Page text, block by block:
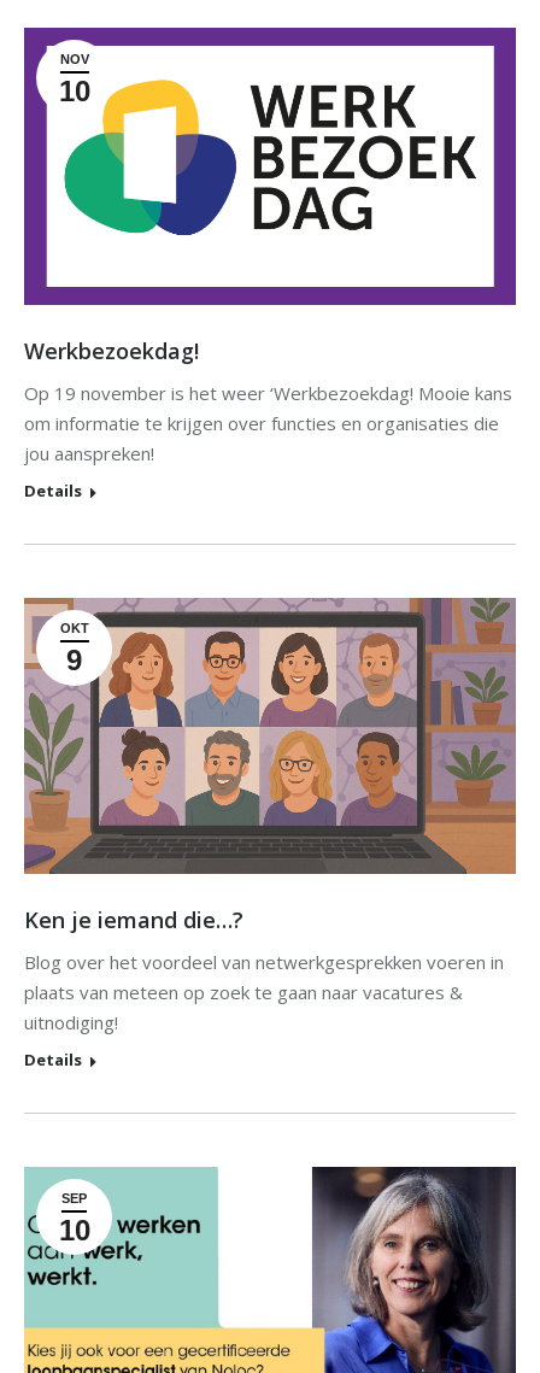
NOV
10
Werkbezoekdag!
Op 19 november is het weer ‘Werkbezoekdag! Mooie kans
om informatie te krijgen over functies en organisaties die
jou aanspreken!
Details
OKT
9
Ken je iemand die…?
Blog over het voordeel van netwerkgesprekken voeren in
plaats van meteen op zoek te gaan naar vacatures &
uitnodiging!
Details
SEP
10